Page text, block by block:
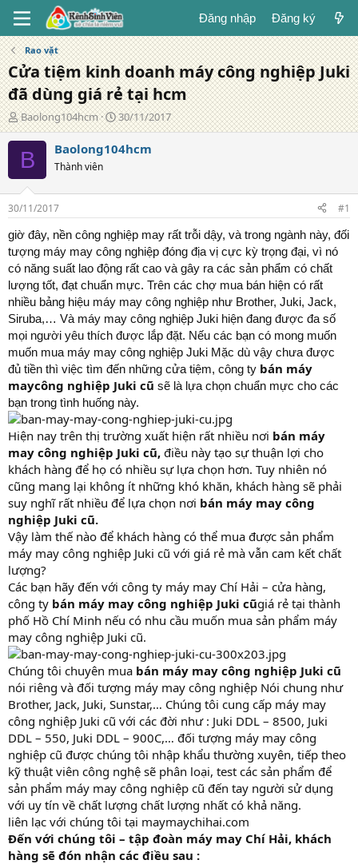
Đăng nhập Đăng ký
Rao vặt
Cửa tiệm kinh doanh máy công nghiệp Juki
đã dùng giá rẻ tại hcm
T
á
c
g
ả
Baolong104hcm
N
g
à
g
30/11/2017
B Baolong104hcm
Thành viên
30/11/2017
#1
giờ đây, nền công nghiệp may rất trỗi dậy, và trong ngành này, đối
tượng máy may công nghiệp đóng địa vị cực kỳ trọng đại, vì nó
có năng suất lao động rất cao và gây ra các sản phẩm có chất
lượng tốt, đạt chuẩn mực. Trên các chợ mua bán hiện có rất
nhiều bảng hiệu máy may công nghiệp như Brother, Juki, Jack,
Siruba,… Và máy may công nghiệp Juki hiện đang được đa số
mọi người yêu thích được lắp đặt. Nếu các bạn có mong muốn
muốn mua máy may công nghiệp Juki Mặc dù vậy chưa được
đủ tiền thì việc tìm đến những cửa tiệm, công ty bán máy
maycông nghiệp Juki cũ sẽ là lựa chọn chuẩn mực cho các
bạn trong tình huống này.
Hiện nay trên thị trường xuất hiện rất nhiều nơi bán máy
may công nghiệp Juki cũ, điều này tạo sự thuận lợi cho
khách hàng để họ có nhiều sự lựa chọn hơn. Tuy nhiên nó
cũng mang lại không ít những khó khăn, khách hàng sẽ phải
suy nghĩ rất nhiều để lựa chọn nơi bán máy may công
nghiệp Juki cũ.
Vậy làm thế nào để khách hàng có thể mua được sản phẩm
máy may công nghiệp Juki cũ với giá rẻ mà vẫn cam kết chất
lượng?
Các bạn hãy đến với công ty máy may Chí Hải – cửa hàng,
công ty bán máy may công nghiệp Juki cũgiá rẻ tại thành
phố Hồ Chí Minh nếu có nhu cầu muốn mua sản phẩm máy
may công nghiệp Juki cũ.
Chúng tôi chuyên mua bán máy may công nghiệp Juki cũ
nói riêng và đối tượng máy may công nghiệp Nói chung như
Brother, Jack, Juki, Sunstar,… Chúng tôi cung cấp máy may
công nghiệp Juki cũ với các đời như : Juki DDL – 8500, Juki
DDL – 550, Juki DDL – 900C,… đối tượng máy may công
nghiệp cũ được chúng tôi nhập khẩu thường xuyên, tiếp theo
kỹ thuật viên công nghệ sẽ phân loại, test các sản phẩm để
sản phẩm máy may công nghiệp cũ đến tay người sử dụng
với uy tín về chất lượng chất lượng nhất có khả năng.
liên lạc với chúng tôi tại maymaychihai.com
Đến với chúng tôi – tập đoàn máy may Chí Hải, khách
hàng sẽ đón nhận các điều sau :